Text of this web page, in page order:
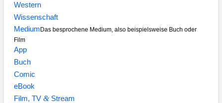
Western
Wissenschaft
Medium Das besprochene Medium, also beispielsweise Buch oder
Film
App
Buch
Comic
eBook
Film, TV&Stream